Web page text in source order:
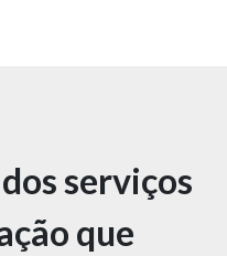
serviços
que